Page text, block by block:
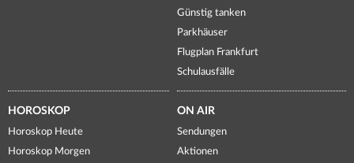
Günstig tanken
Parkhäuser
Flugplan Frankfurt
Schulausfälle
HOROSKOP
Horoskop Heute
Horoskop Morgen
ON AIR
Sendungen
Aktionen